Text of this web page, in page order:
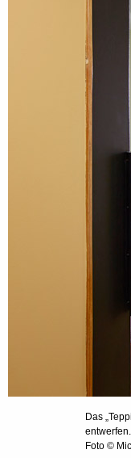
Das
entwerfen.
Foto ©